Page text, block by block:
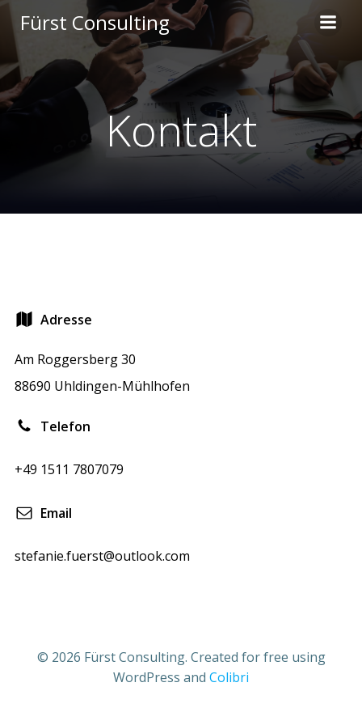
Zum
Inhalt
springen
Fürst Consulting
Kontakt
Adresse
Am Roggersberg 30
88690 Uhldingen-Mühlhofen
Telefon
+49 1511 7807079
Email
stefanie.fuerst@outlook.com
© 2026 Fürst Consulting. Created for free using
WordPress and Colibri